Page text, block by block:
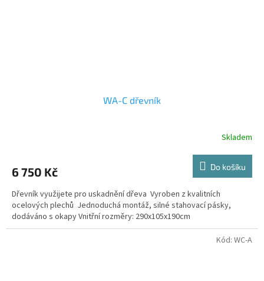
WA-C dřevník
Skladem
6 750 Kč Do košíku
Dřevník využijete pro uskadnění dřeva Vyroben z kvalitních
ocelových plechů Jednoduchá montáž, silné stahovací pásky,
dodáváno s okapy Vnitřní rozměry: 290x105x190cm
Kód: WC-A